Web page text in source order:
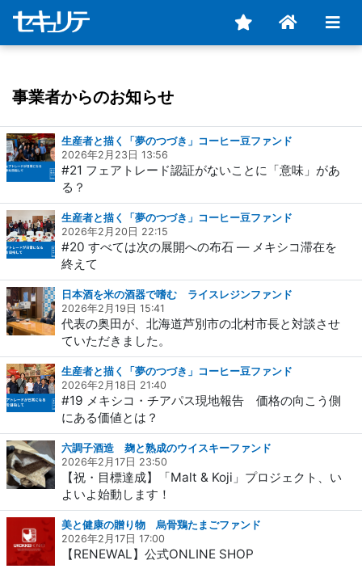
事業者からのお知らせ
生産者と描く「夢のつづき」コーヒー豆ファンド
2026年2月23日 13:56
#21 フェアトレード認証がないことに「意味」があ
る？
生産者と描く「夢のつづき」コーヒー豆ファンド
2026年2月20日 22:15
#20 すべては次の展開への布石 ― メキシコ滞在を
終えて
日本酒を米の酒器で嗜む ライスレジンファンド
2026年2月19日 15:41
代表の奥田が、北海道芦別市の北村市長と対談させ
ていただきました。
生産者と描く「夢のつづき」コーヒー豆ファンド
2026年2月18日 21:40
#19 メキシコ・チアパス現地報告 価格の向こう側
にある価値とは？
六調子酒造 麹と熟成のウイスキーファンド
2026年2月17日 23:50
【祝・目標達成】「Malt & Koji」プロジェクト、い
よいよ始動します！
美と健康の贈り物 烏骨鶏たまごファンド
2026年2月17日 17:00
【RENEWAL】公式ONLINE SHOP